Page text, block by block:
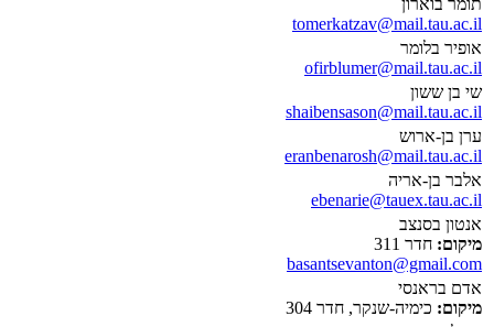
tomerkatzav@mail.tau.ac.il
אופיר בלומר
ofirblumer@mail.tau.ac.il
שי בן ששון
shaibensason@mail.tau.ac.il
ערן בן-ארוש
eranbenarosh@mail.tau.ac.il
אלבר בן-אריה
ebenarie@tauex.tau.ac.il
אנטון בסנצב
מיקום: חדר 311
basantsevanton@gmail.com
אדם בראנסי
מיקום: כימיה-שנקר, חדר 304